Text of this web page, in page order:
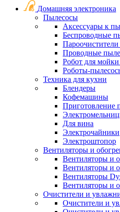
Домашняя электроника
Пылесосы
Аксессуары к
Беспроводные
Проводные
Робот для мойки
Роботы-
Техника для кухни
Блендеры
Кофемашины
Приготовление
Для вина
Электрочайники
Электроштопор
Вентиляторы и
Вентиляторы и
Вентиляторы и
Вентиляторы
Вентиляторы и
Очистители и
Очистители и